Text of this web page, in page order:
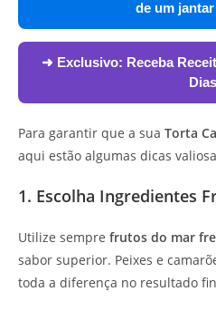
de um
➜ Exclusivo: Receba
Dias
Para garantir que a sua Torta
aqui estão algumas dicas
1. Escolha Ingredientes
Utilize sempre frutos do mar
sabor superior. Peixes e
toda a diferença no resultado